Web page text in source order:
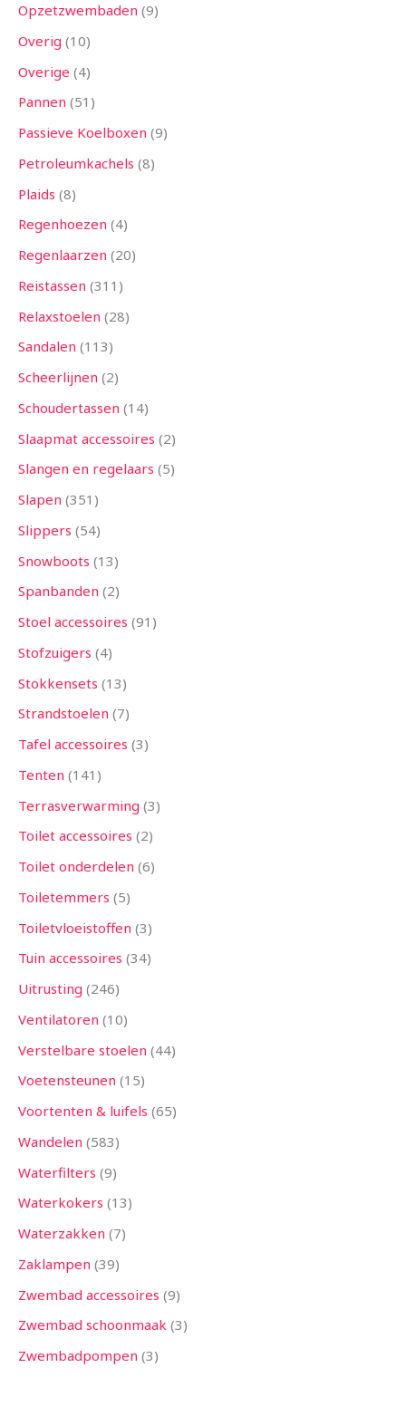
Opzetzwembaden 9
Overig 10
Overige 4
Pannen 51
Passieve Koelboxen 9
Petroleumkachels 8
Plaids 8
Regenhoezen 4
Regenlaarzen 20
Reistassen 311
Relaxstoelen 28
Sandalen 113
Scheerlijnen 2
Schoudertassen 14
Slaapmat accessoires 2
Slangen en regelaars 5
Slapen 351
Slippers 54
Snowboots 13
Spanbanden 2
Stoel accessoires 91
Stofzuigers 4
Stokkensets 13
Strandstoelen 7
Tafel accessoires 3
Tenten 141
Terrasverwarming 3
Toilet accessoires 2
Toilet onderdelen 6
Toiletemmers 5
Toiletvloeistoffen 3
Tuin accessoires 34
Uitrusting 246
Ventilatoren 10
Verstelbare stoelen 44
Voetensteunen 15
Voortenten & luifels 65
Wandelen 583
Waterfilters 9
Waterkokers 13
Waterzakken 7
Zaklampen 39
Zwembad accessoires 9
Zwembad schoonmaak 3
Zwembadpompen 3